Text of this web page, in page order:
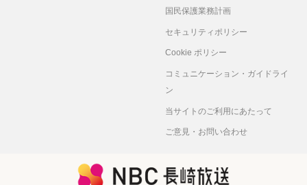
国民保護業務計画
セキュリティポリシー
Cookie ポリシー
コミュニケーション・ガイドライ
ン
当サイトのご利用にあたって
ご意見・お問い合わせ